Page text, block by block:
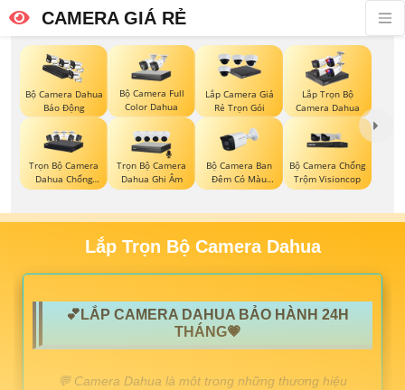
CAMERA GIÁ RẺ
Bộ Camera Dahua
Báo Động
Bộ Camera Full
Color Dahua
Lắp Camera Giá
Rẻ Trọn Gói
Lắp Trọn Bộ
Camera Dahua
Trọn Bộ Camera
Dahua Chống
Trộm
Trọn Bộ Camera
Dahua Ghi Âm
Bộ Camera Ban
Đêm Có Màu
Kbvision
Bộ Camera Chống
Trộm Visioncop
Lắp Trọn Bộ Camera Dahua
💕LẮP CAMERA DAHUA BẢO HÀNH 24H
THÁNG💗
️💬 Camera Dahua là môt trong những thương hiệu